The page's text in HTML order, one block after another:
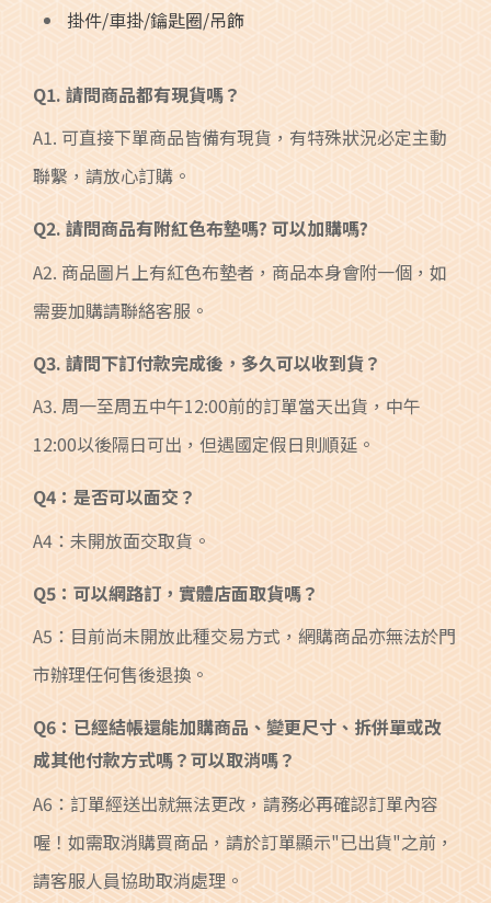
掛件/車掛/鑰匙圈/吊飾
Q1. 請問商品都有現貨嗎？
A1. 可直接下單商品皆備有現貨，有特殊狀況必定主動
聯繫，請放心訂購。
Q2. 請問商品有附紅色布墊嗎? 可以加購嗎?
A2. 商品圖片上有紅色布墊者，商品本身會附一個，如
需要加購請聯絡客服。
Q3. 請問下訂付款完成後，多久可以收到貨？
A3. 周一至周五中午12:00前的訂單當天出貨，中午
12:00以後隔日可出，但遇國定假日則順延。
Q4：是否可以面交？
A4：未開放面交取貨。
Q5：可以網路訂，實體店面取貨嗎？
A5：目前尚未開放此種交易方式，網購商品亦無法於門
市辦理任何售後退換。
Q6：已經結帳還能加購商品、變更尺寸、拆併單或改
成其他付款方式嗎？可以取消嗎？
A6：訂單經送出就無法更改，請務必再確認訂單內容
喔！如需取消購買商品，請於訂單顯示"已出貨"之前，
請客服人員協助取消處理。